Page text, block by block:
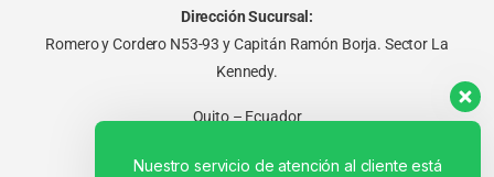
Dirección Sucursal:
Romero y Cordero N53-93 y Capitán Ramón Borja. Sector La
Kennedy.
Quito – Ecuador
Nuestro servicio de atención al cliente está